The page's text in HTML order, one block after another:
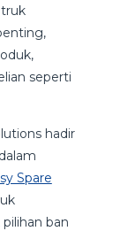
seperti
hadir
Spare
ban